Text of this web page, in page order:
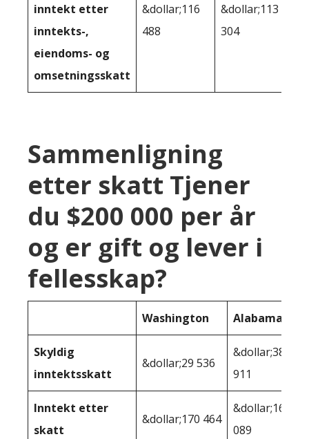
inntekt etter
inntekts-,
eiendoms- og
omsetningsskatt
&dollar;116
488
&dollar;113
304
Sammenligning
etter skatt Tjener
du $200 000 per år
og er gift og lever i
fellesskap?
Washington Alabama
Skyldig
inntektsskatt
&dollar;29 536
&dollar;38
911
Inntekt etter
skatt
&dollar;170 464
&dollar;161
089